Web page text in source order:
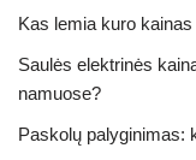
Kas lemia kuro
Saulės elektrinės
namuose?
Paskolų palyginimas: